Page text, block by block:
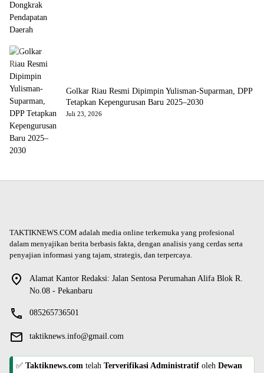
Golkar Riau Resmi Dipimpin Yulisman-Suparman, DPP
Tetapkan Kepengurusan Baru 2025–2030
Juli 23, 2026
TAKTIKNEWS.COM adalah media online terkemuka yang profesional
dalam menyajikan berita berbasis fakta, dengan analisis yang cerdas serta
penyajian informasi yang tajam, strategis, dan terpercaya.
Alamat Kantor Redaksi: Jalan Sentosa Perumahan Alifa Blok R.
No.08 - Pekanbaru
085265736501
taktiknews.info@gmail.com
✅ Taktiknews.com telah Terverifikasi Administratif oleh Dewan